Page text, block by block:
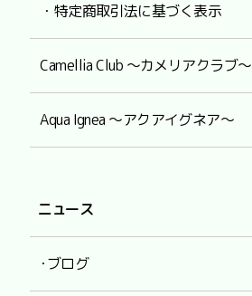
・特定商取引法に基づく表示
Camellia Club ～カメリアクラブ～
Aqua Ignea ～アクアイグネア～
ニュース
･ブログ